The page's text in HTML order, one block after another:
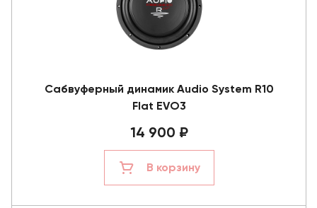
Сабвуферный динамик Audio System R10
Flat EVO3
14 900 ₽
В корзину